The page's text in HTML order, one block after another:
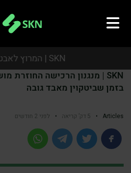
SKN | המרוץ לאבטחת ה-AI: סייארה רוכשת את אואזיס סקיוריטי בעסקת ענק של כמיליארד דולר
SKN | המרוץ לאבטחת ה-AI: סייארה רוכשת את אואזיס סקיוריטי בעסקת ענק של כמיליארד דולר
בזמן שביטקוין מאבד גובה
Articles
• 5 דק’ קריאה • לפני 2 חודשים